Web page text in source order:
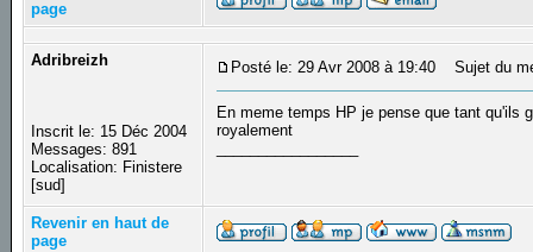
page
Adribreizh
Inscrit le: 15 Déc 2004
Messages: 891
Localisation: Finistere
[sud]
Posté le: 29 Avr 2008 à 19:40 Sujet du
En meme temps HP je pense que tant qu'ils
royalement
Revenir en haut de
page